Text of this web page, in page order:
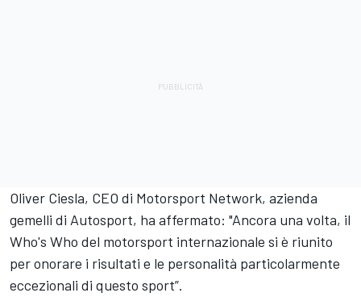
Oliver Ciesla, CEO di Motorsport Network, azienda
gemelli di Autosport, ha affermato: "Ancora una volta, il
Who's Who del motorsport internazionale si è riunito
per onorare i risultati e le personalità particolarmente
eccezionali di questo sport”.